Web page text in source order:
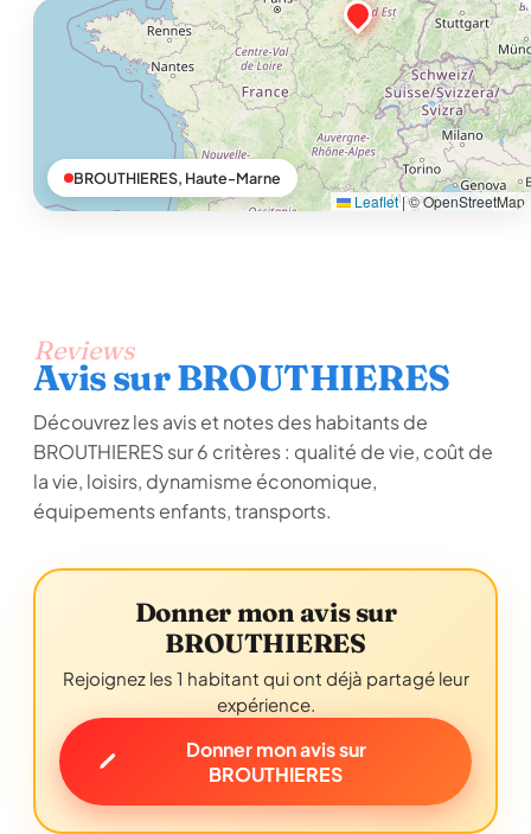
Leaflet |© OpenStreetMap
BROUTHIERES, Haute-Marne
Reviews
Avis sur BROUTHIERES
Découvrez les avis et notes des habitants de
BROUTHIERES sur 6 critères : qualité de vie, coût de
la vie, loisirs, dynamisme économique,
équipements enfants, transports.
Donner mon avis sur
BROUTHIERES
Rejoignez les 1 habitant qui ont déjà partagé leur
expérience.
Donner mon avis sur
BROUTHIERES